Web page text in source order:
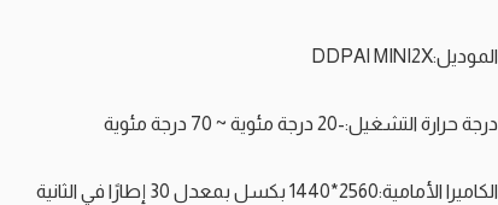
الموديل:DDPAI MINI2X
درجة حرارة التشغيل:-20 درجة مئوية ~ 70 درجة مئوية
الكاميرا الأمامية:2560*1440 بكسل بمعدل 30 إطارًا في الثانية